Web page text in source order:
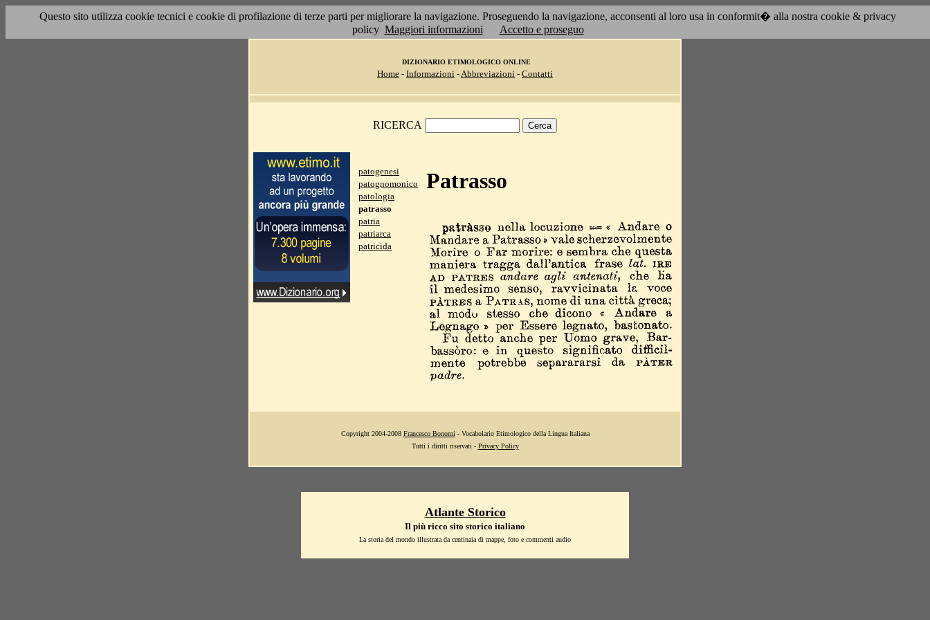
Questo sito utilizza cookie tecnici e cookie di profilazione di terze parti per migliorare la navigazione. Proseguendo la navigazione, acconsenti al loro usa in conformit� alla nostra cookie & privacy
policy Maggiori informazioni Accetto e proseguo
DIZIONARIO ETIMOLOGICO ONLINE
Home - Informazioni -Abbreviazioni - Contatti
RICERCA
patogenesi
patognomonico
patologia
patrasso
patria
patriarca
patricida
Patrasso
Copyright 2004-2008 Francesco Bonomi - Vocabolario Etimologico della Lingua Italiana
Tutti i diritti riservati - Privacy Policy
Atlante Storico
Il più ricco sito storico italiano
La storia del mondo illustrata da centinaia di mappe, foto e commenti audio